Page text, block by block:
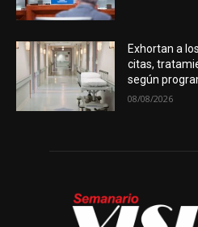
Exhortan a
citas,
según
08/08/2026